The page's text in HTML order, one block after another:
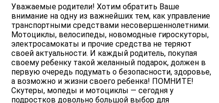
Уважаемые родители! Хотим обратить Ваше
внимание на одну из важнейших тем, как управление
транспортными средствами несовершеннолетними.
Мотоциклы, велосипеды, новомодные гироскуторы,
электросамокаты и прочие средства не теряют
своей актуальности. И каждый родитель, покупая
своему ребенку такой желанный подарок, должен в
первую очередь подумать о безопасности, здоровье,
а возможно и жизни своего ребенка! ПОМНИТЕ!
Скутеры, мопеды и мотоциклы — сегодня у
подростков довольно большой выбор для